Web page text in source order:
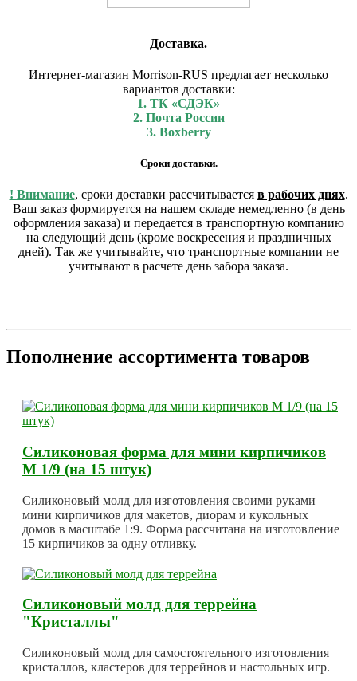
Доставка.
Интернет-магазин Morrison-RUS предлагает несколько
вариантов доставки:
1. ТК «СДЭК»
2. Почта России
3. Boxberry
Сроки доставки.
! Внимание, сроки доставки рассчитывается в рабочих днях.
Ваш заказ формируется на нашем складе немедленно (в день
оформления заказа) и передается в транспортную компанию
на следующий день (кроме воскресения и праздничных
дней). Так же учитывайте, что транспортные компании не
учитывают в расчете день забора заказа.
Пополнение ассортимента товаров
Силиконовая форма для мини кирпичиков
М 1/9 (на 15 штук)
Силиконовый молд для изготовления своими руками
мини кирпичиков для макетов, диорам и кукольных
домов в масштабе 1:9. Форма рассчитана на изготовление
15 кирпичиков за одну отливку.
Силиконовый молд для террейна
"Кристаллы"
Силиконовый молд для самостоятельного изготовления
кристаллов, кластеров для террейнов и настольных игр.